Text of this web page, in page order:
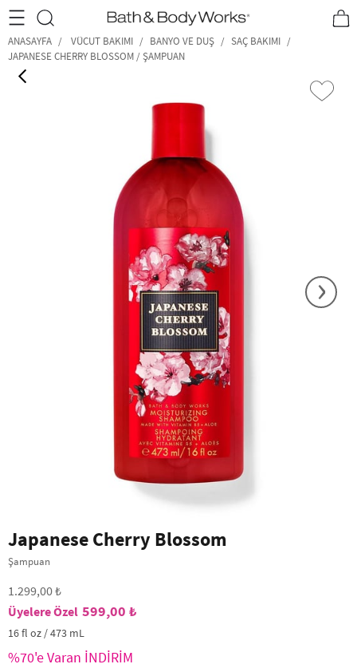
•2200₺ ve Üzeri Kargo Ücretsiz!• *Promosyon Detayları
ANASAYFA VÜCUT BAKIMI BANYO VE DUŞ
SAÇ BAKIMI
JAPANESE CHERRY BLOSSOM / ŞAMPUAN
›
Japanese Cherry Blossom
Şampuan
1.299,00 ₺
599,00 ₺
16 fl oz / 473 mL
%70'e Varan İNDİRİM